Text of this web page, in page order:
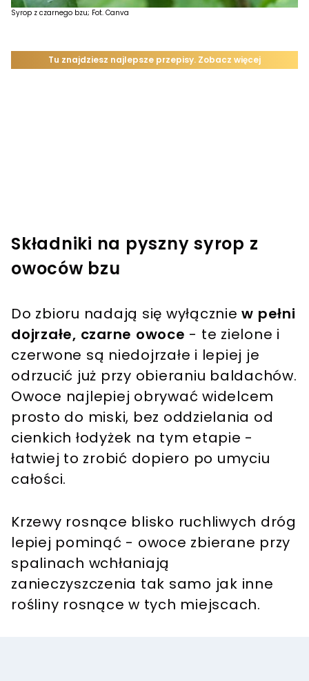
Syrop z czarnego bzu; Fot. Canva
Składniki na pyszny syrop z
owoców bzu
Do zbioru nadają się wyłączniew pełni
dojrzałe, czarne owoce - te zielone i
czerwone są niedojrzałe i lepiej je
odrzucić już przy obieraniu baldachów.
Owoce najlepiej obrywać widelcem
prosto do miski, bez oddzielania od
cienkich łodyżek na tym etapie -
łatwiej to zrobić dopiero po umyciu
całości.
Krzewy rosnące blisko ruchliwych dróg
lepiej pominąć - owoce zbierane przy
spalinach wchłaniają
zanieczyszczenia tak samo jak inne
rośliny rosnące w tych miejscach.